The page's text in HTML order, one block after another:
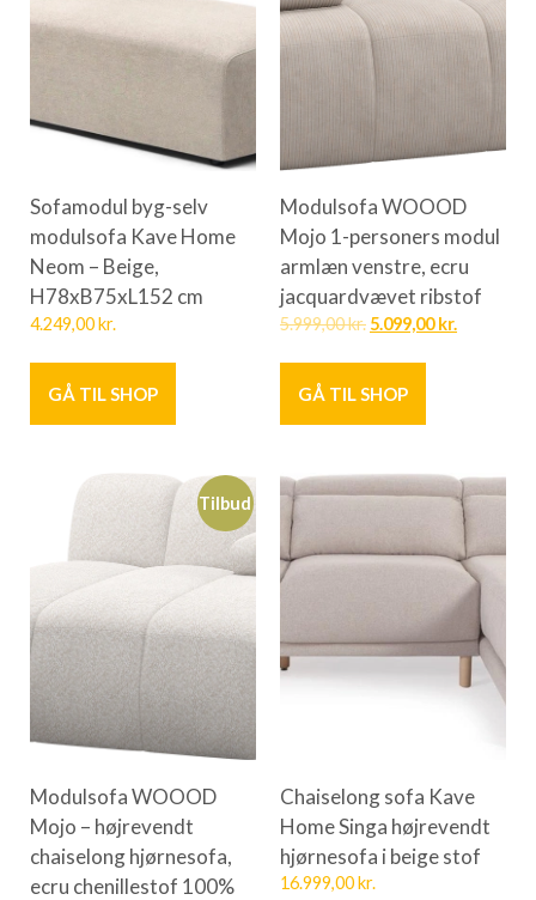
Sofamodul byg-selv
modulsofa Kave Home
Neom – Beige,
H78xB75xL152 cm
4.249,00kr.
GÅ TIL SHOP
Modulsofa WOOOD
Mojo 1-personers modul
armlæn venstre, ecru
jacquardvævet ribstof
5.999,00kr. 5.099,00kr.
GÅ TIL SHOP
Tilbud
Modulsofa WOOOD
Mojo – højrevendt
chaiselong hjørnesofa,
ecru chenillestof 100%
Chaiselong sofa Kave
Home Singa højrevendt
hjørnesofa i beige stof
16.999,00kr.